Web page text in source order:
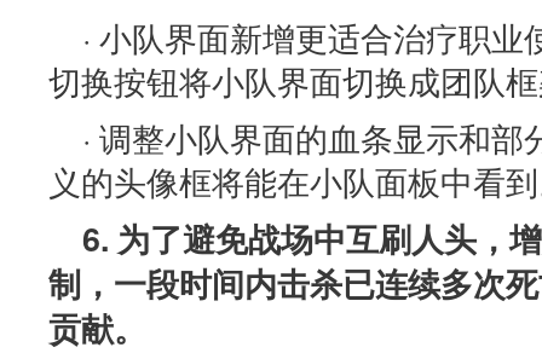
· 小队界面新增更适合治疗职
切换按钮将小队界面切换成团队
· 调整小队界面的血条显示和
义的头像框将能在小队面板中看
6. 为了避免战场中互刷人头，
制，一段时间内击杀已连续多次
贡献。